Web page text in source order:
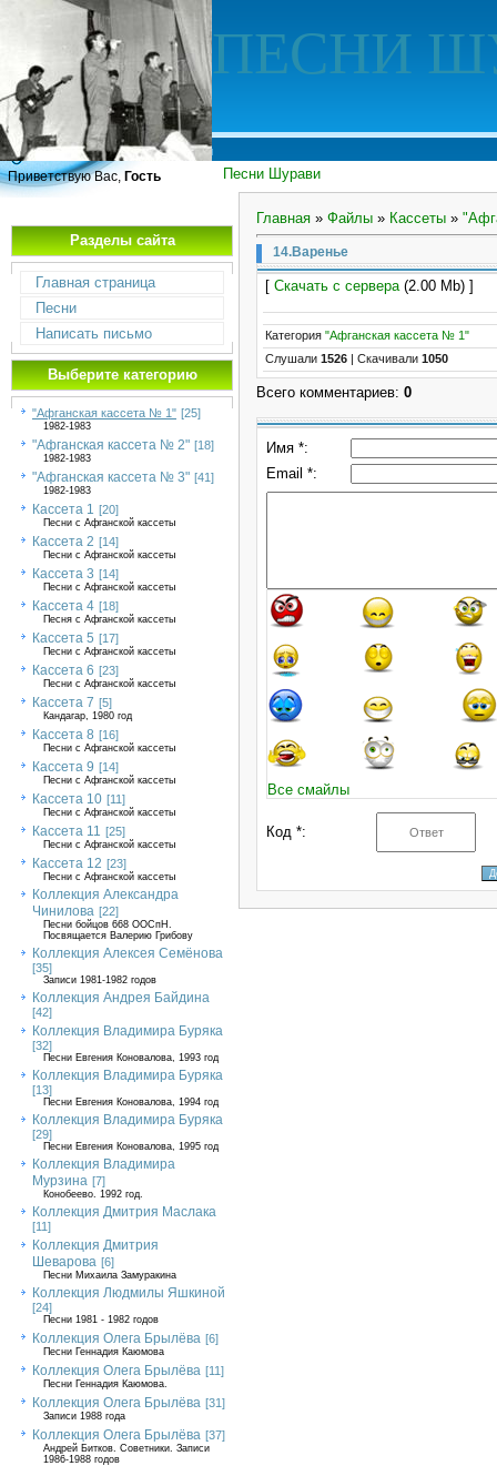
ПЕСНИ
Песни Шурави
Приветствую Вас, Гость
Разделы сайта
Главная страница
Песни
Написать письмо
Выберите категорию
"Афганская кассета № 1" [25]
1982-1983
"Афганская кассета № 2" [18]
1982-1983
"Афганская кассета № 3" [41]
1982-1983
Кассета 1 [20]
Песни с Афганской кассеты
Кассета 2 [14]
Песни с Афганской кассеты
Кассета 3 [14]
Песни с Афганской кассеты
Кассета 4 [18]
Песня с Афганской кассеты
Кассета 5 [17]
Песни с Афганской кассеты
Кассета 6 [23]
Песни с Афганской кассеты
Кассета 7 [5]
Кандагар, 1980 год
Кассета 8 [16]
Песни с Афганской кассеты
Кассета 9 [14]
Песни с Афганской кассеты
Кассета 10 [11]
Песни с Афганской кассеты
Кассета 11 [25]
Песни с Афганской кассеты
Кассета 12 [23]
Песни с Афганской кассеты
Коллекция Александра
Чинилова [22]
Песни бойцов 668 ООСпН.
Посвящается Валерию Грибову
Коллекция Алексея Семёнова
[35]
Записи 1981-1982 годов
Коллекция Андрея Байдина
[42]
Коллекция Владимира Буряка
[32]
Песни Евгения Коновалова, 1993 год
Коллекция Владимира Буряка
[13]
Песни Евгения Коновалова, 1994 год
Коллекция Владимира Буряка
[29]
Песни Евгения Коновалова, 1995 год
Коллекция Владимира
Мурзина [7]
Конобеево. 1992 год.
Коллекция Дмитрия Маслака
[11]
Коллекция Дмитрия
Шеварова [6]
Песни Михаила Замуракина
Коллекция Людмилы Яшкиной
[24]
Песни 1981 - 1982 годов
Коллекция Олега Брылёва [6]
Песни Геннадия Каюмова
Коллекция Олега Брылёва [11]
Песни Геннадия Каюмова.
Коллекция Олега Брылёва [31]
Записи 1988 года
Коллекция Олега Брылёва [37]
Андрей Битков. Советники. Записи
1986-1988 годов
Главная » Файлы » Кассеты »
14.Варенье
[ Скачать с сервера(2.00 Mb) ]
Категория "Афганская кассета № 1"
Слушали 1526 Скачивали 1050
Всего комментариев: 0
Имя *:
Email *:
Все смайлы
Код *: